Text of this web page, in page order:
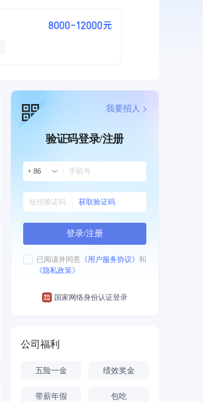
8000-12000元
验证码登录/注册
+ 86
获取验证码
登录/注册
已阅读并同意 《用户服务协议》 和
《隐私政策》
国家网络身份认证登录
我要招人 >
公司福利
五险一金 绩效奖金
带薪年假 包吃